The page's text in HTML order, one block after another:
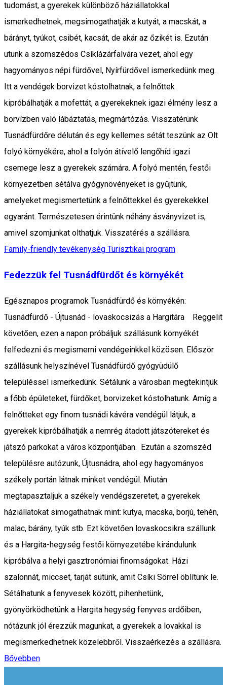
tudomást, a gyerekek különböző háziállatokkal
ismerkedhetnek, megsimogathatják a kutyát, a macskát, a
bárányt, tyúkot, csibét, kacsát, de akár az őzikét is. Ezután
utunk a szomszédos Csíklázárfalvára vezet, ahol egy
hagyományos népi fürdővel, Nyírfürdővel ismerkedünk meg.
Itt a vendégek borvizet kóstolhatnak, a felnőttek
kipróbálhatják a mofettát, a gyerekeknek igazi élmény lesz a
borvízben való lábáztatás, megmártózás. Visszatérünk
Tusnádfürdőre délután és egy kellemes sétát teszünk az Olt
folyó környékére, ahol a folyón átívelő lengőhíd igazi
csemege lesz a gyerekek számára. A folyó mentén, festői
környezetben sétálva gyógynövényeket is gyűjtünk,
amelyeket megismertetünk a felnőttekkel és gyerekekkel
egyaránt. Természetesen érintünk néhány ásványvizet is,
amivel szomjunkat olthatjuk. Visszatérés a szállásra.
Family-friendly tevékenység Turisztikai program
Fedezzük fel Tusnádfürdőt és környékét
Egésznapos programok Tusnádfürdő és környékén:
Tusnádfürdő - Újtusnád - lovaskocsizás a Hargitára Reggelit
követően, ezen a napon próbáljuk szállásunk környékét
felfedezni és megismerni vendégeinkkel közösen. Először
szállásunk helyszínével Tusnádfürdő gyógyüdülő
településsel ismerkedünk. Sétálunk a városban megtekintjük
a főbb épületeket, fürdőket, borvizeket kóstolhatunk. Amíg a
felnőtteket egy finom tusnádi kávéra vendégül látjuk, a
gyerekek kipróbálhatják a nemrég átadott játszótereket és
játszó parkokat a város központjában. Ezután a szomszéd
településre autózunk, Újtusnádra, ahol egy hagyományos
székely portán látnak minket vendégül. Miután
megtapasztaljuk a székely vendégszeretet, a gyerekek
háziállatokat simogathatnak mint: kutya, macska, borjú, tehén,
malac, bárány, tyúk stb. Ezt követően lovaskocsikra szállunk
és a Hargita-hegység festői környezetébe kirándulunk
kipróbálva a helyi gasztronómiai finomságokat. Házi
szalonnát, miccset, tarját sütünk, amit Csíki Sörrel öblítünk le.
Sétálhatunk a fenyvesek között, pihenhetünk,
gyönyörködhetünk a Hargita hegység fenyves erdőiben,
nótázunk jól érezzük magunkat, a gyerekek a lovakkal is
megismerkedhetnek közelebbről. Visszaérkezés a szállásra.
Bővebben